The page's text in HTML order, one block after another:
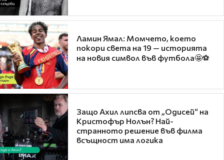
Ламин Ямал: Момчето, което
покори света на 19 — историята
на новия символ във футбола🤩⚽
Защо Ахил липсва от „Одисей“ на
Кристофър Нолън? Най-
странното решение във филма
всъщност има логика